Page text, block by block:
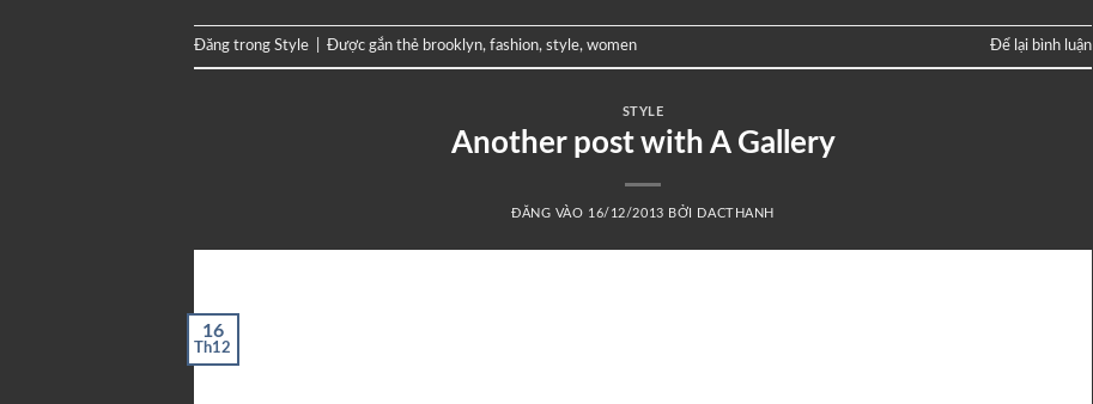
Đăng trong Style Được gắn thẻ brooklyn, fashion, style, women Để lại bình luận
STYLE
Another post with A Gallery
ĐĂNG VÀO 16/12/2013 BỞI DACTHANH
16
Th12